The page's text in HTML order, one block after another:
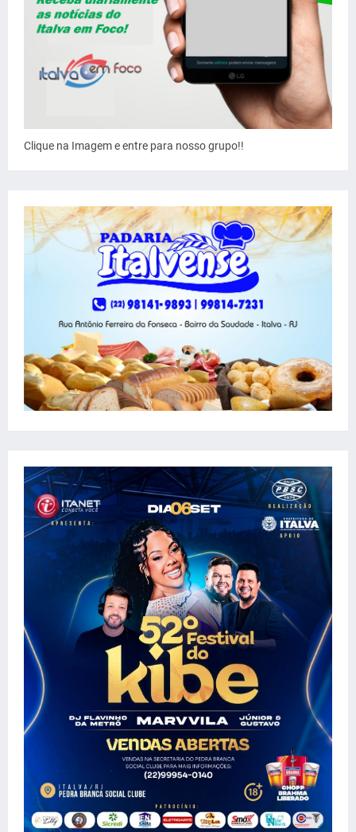
Clique na Imagem e entre para nosso grupo!!